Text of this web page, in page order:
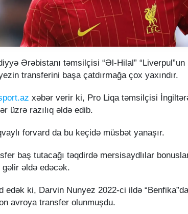
Ərəbistanı təmsilçisi “Əl-Hilal”
transferini başa çatdırmağa çox yaxındır.
xəbər verir ki, Pro Liqa təmsilçisi
üzrə razılıq əldə edib.
forvard da bu keçidə müsbət yanaşır.
baş tutacağı təqdirdə mersisaydlılar
gəlir əldə edəcək.
edək ki, Darvin Nunyez 2022-ci ildə
avroya transfer olunmuşdu.